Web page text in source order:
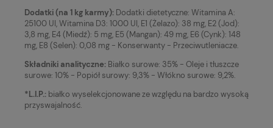
Dodatki (na 1 kg karmy): Dodatki dietetyczne: Witamina A:
25100 UI, Witamina D3: 1000 UI, E1 (Żelazo): 38 mg, E2 (Jod):
3,8 mg, E4 (Miedź): 5 mg, E5 (Mangan): 49 mg, E6 (Cynk): 148
mg, E8 (Selen): 0,08 mg - Konserwanty - Przeciwutleniacze.
Składniki analityczne: Białko surowe: 35% - Oleje i tłuszcze
surowe: 10% - Popiół surowy: 9,3% - Włókno surowe: 9,2%.
*L.I.P.: białko wyselekcjonowane ze względu na bardzo wysoką
przyswajalność.